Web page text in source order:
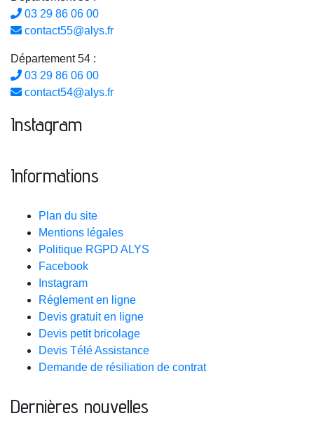
03 29 86 06 00
contact55@alys.fr
Département 54 :
03 29 86 06 00
contact54@alys.fr
Instagram
Informations
Plan du site
Mentions légales
Politique RGPD ALYS
Facebook
Instagram
Réglement en ligne
Devis gratuit en ligne
Devis petit bricolage
Devis Télé Assistance
Demande de résiliation de contrat
Dernières nouvelles